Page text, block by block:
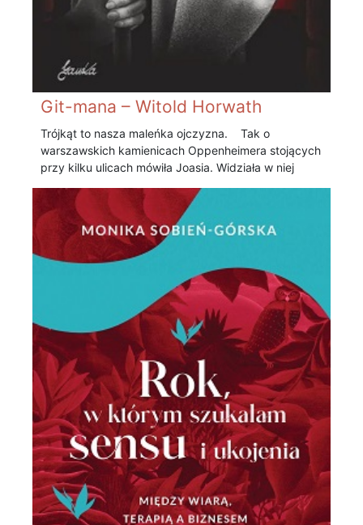
Git-mana – Witold Horwath
Trójkąt to nasza maleńka ojczyzna. Tak o
warszawskich kamienicach Oppenheimera stojących
przy kilku ulicach mówiła Joasia. Widziała w niej